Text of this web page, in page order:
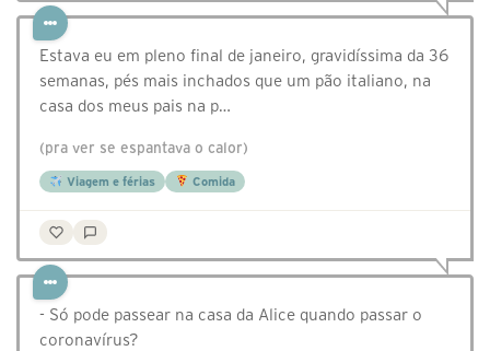
Estava eu em pleno final de janeiro, gravidíssima da 36
semanas, pés mais inchados que um pão italiano, na
casa dos meus pais na p…
(pra ver se espantava o calor)
Viagem e férias Comida
- Só pode passear na casa da Alice quando passar o
coronavírus?